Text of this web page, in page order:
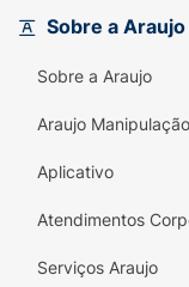
circunferência
Tamanho P:
Tamanho M:
Tamanho G:
Sobre a Araujo
Sobre a Araujo
Araujo Manipulação
Aplicativo
Atendimentos
Serviços Araujo